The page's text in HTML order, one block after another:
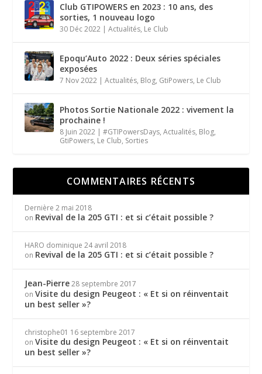
Club GTIPOWERS en 2023 : 10 ans, des
sorties, 1 nouveau logo
30 Déc 2022 |Actualités, Le Club
Epoqu’Auto 2022 : Deux séries spéciales
exposées
7 Nov 2022 |Actualités, Blog, GtiPowers, Le Club
Photos Sortie Nationale 2022 : vivement la
prochaine !
8 Juin 2022 |#GTIPowersDays,Actualités, Blog,
GtiPowers, Le Club, Sorties
COMMENTAIRES RÉCENTS
Dernière 2 mai 2018
on Revival de la 205 GTI : et si c’était possible ?
HARO dominique 24 avril 2018
on Revival de la 205 GTI : et si c’était possible ?
Jean-Pierre 28 septembre 2017
onVisite du design Peugeot : « Et si on réinventait
un best seller »?
christophe01 16 septembre 2017
onVisite du design Peugeot : « Et si on réinventait
un best seller »?